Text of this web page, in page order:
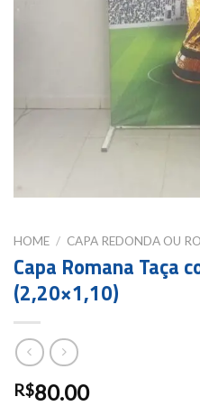
HOME / CAPA REDONDA OU
Capa Romana Taça
(2,20×1,10)
R$80.00